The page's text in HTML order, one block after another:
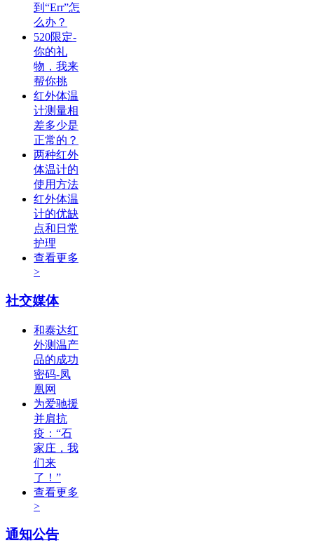
到“Err”怎
么办？
520限定-
你的礼
物，我来
帮你挑
红外体温
计测量相
差多少是
正常的？
两种红外
体温计的
使用方法
红外体温
计的优缺
点和日常
护理
查看更多
>
社交媒体
和泰达红
外测温产
品的成功
密码-凤
凰网
为爱驰援
并肩抗
疫：“石
家庄，我
们来
了！”
查看更多
>
通知公告